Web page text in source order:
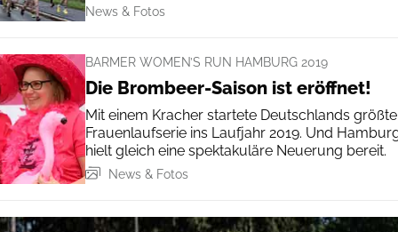
News & Fotos
BARMER WOMEN’S RUN HAMBURG 2019
Die Brombeer-Saison ist eröffnet!
Mit einem Kracher startete Deutschlands größte
Frauenlaufserie ins Laufjahr 2019. Und
hielt gleich eine spektakuläre Neuerung bereit.
News & Fotos